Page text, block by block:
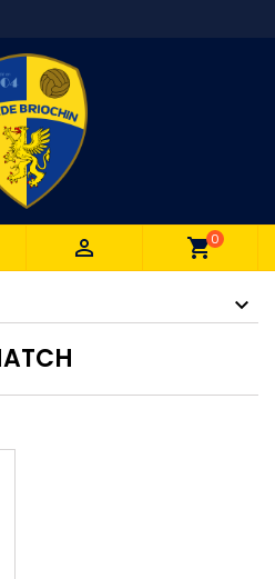
 shopping_cart0